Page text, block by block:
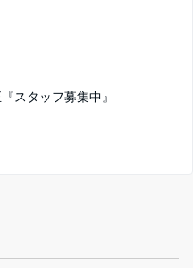
スタッフ募集中』